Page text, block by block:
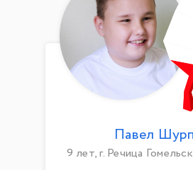
Павел
9 лет, г. Речица